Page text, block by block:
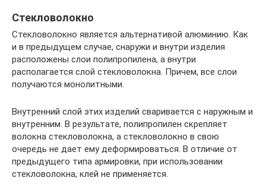
Стекловолокно
Стекловолокно является альтернативой алюминию. Как
и в предыдущем случае, снаружи и внутри изделия
расположены слои полипропилена, а внутри
располагается слой стекловолокна. Причем, все слои
получаются монолитными.
Внутренний слой этих изделий сваривается с наружным и
внутренним. В результате, полипропилен скрепляет
волокна стекловолокна, а стекловолокно в свою
очередь не дает ему деформироваться. В отличие от
предыдущего типа армировки, при использовании
стекловолокна, клей не применяется.